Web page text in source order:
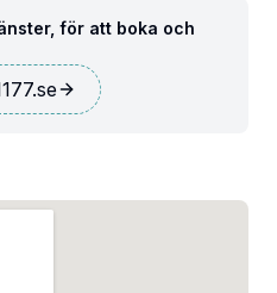
för att boka och